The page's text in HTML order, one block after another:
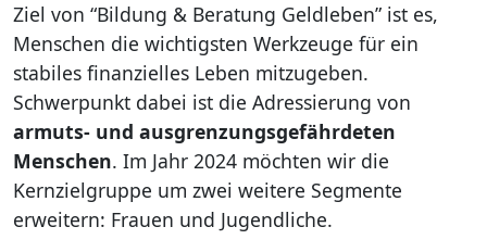
Ziel von “Bildung & Beratung Geldleben” ist es,
Menschen die wichtigsten Werkzeuge für ein
stabiles finanzielles Leben mitzugeben.
Schwerpunkt dabei ist die Adressierung von
armuts- und ausgrenzungsgefährdeten
Menschen. Im Jahr 2024 möchten wir die
Kernzielgruppe um zwei weitere Segmente
erweitern: Frauen und Jugendliche.